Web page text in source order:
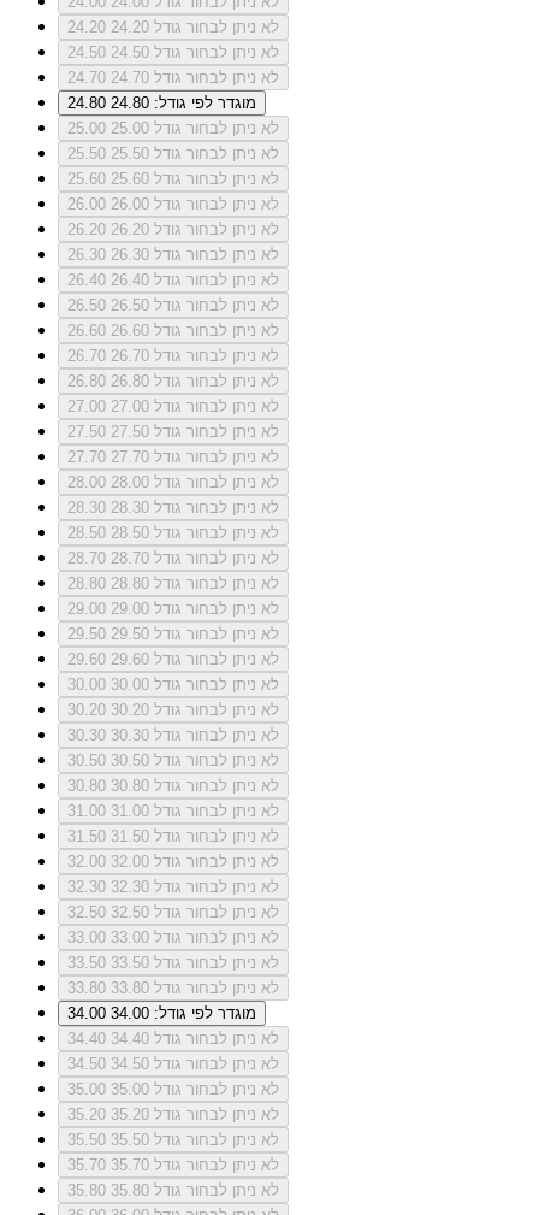
24.20
לא ניתן לבחור גודל 24.20
24.50
לא ניתן לבחור גודל 24.50
24.70
לא ניתן לבחור גודל 24.70
24.80
מוגדר לפי גודל: 24.80
25.00
לא ניתן לבחור גודל 25.00
25.50
לא ניתן לבחור גודל 25.50
25.60
לא ניתן לבחור גודל 25.60
26.00
לא ניתן לבחור גודל 26.00
26.20
לא ניתן לבחור גודל 26.20
26.30
לא ניתן לבחור גודל 26.30
26.40
לא ניתן לבחור גודל 26.40
26.50
לא ניתן לבחור גודל 26.50
26.60
לא ניתן לבחור גודל 26.60
26.70
לא ניתן לבחור גודל 26.70
26.80
לא ניתן לבחור גודל 26.80
27.00
לא ניתן לבחור גודל 27.00
27.50
לא ניתן לבחור גודל 27.50
27.70
לא ניתן לבחור גודל 27.70
28.00
לא ניתן לבחור גודל 28.00
28.30
לא ניתן לבחור גודל 28.30
28.50
לא ניתן לבחור גודל 28.50
28.70
לא ניתן לבחור גודל 28.70
28.80
לא ניתן לבחור גודל 28.80
29.00
לא ניתן לבחור גודל 29.00
29.50
לא ניתן לבחור גודל 29.50
29.60
לא ניתן לבחור גודל 29.60
30.00
לא ניתן לבחור גודל 30.00
30.20
לא ניתן לבחור גודל 30.20
30.30
לא ניתן לבחור גודל 30.30
30.50
לא ניתן לבחור גודל 30.50
30.80
לא ניתן לבחור גודל 30.80
31.00
לא ניתן לבחור גודל 31.00
31.50
לא ניתן לבחור גודל 31.50
32.00
לא ניתן לבחור גודל 32.00
32.30
לא ניתן לבחור גודל 32.30
32.50
לא ניתן לבחור גודל 32.50
33.00
לא ניתן לבחור גודל 33.00
33.50
לא ניתן לבחור גודל 33.50
33.80
לא ניתן לבחור גודל 33.80
34.00
מוגדר לפי גודל: 34.00
34.40
לא ניתן לבחור גודל 34.40
34.50
לא ניתן לבחור גודל 34.50
35.00
לא ניתן לבחור גודל 35.00
35.20
לא ניתן לבחור גודל 35.20
35.50
לא ניתן לבחור גודל 35.50
35.70
לא ניתן לבחור גודל 35.70
35.80
לא ניתן לבחור גודל 35.80